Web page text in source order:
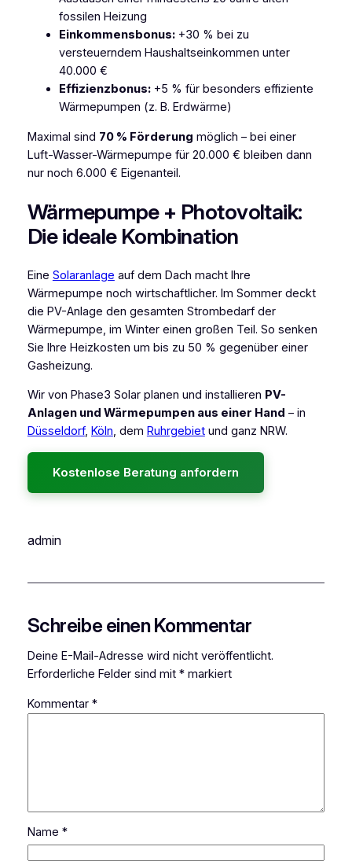
fossilen Heizung
Einkommensbonus:+30 % bei zu
versteuerndem Haushaltseinkommen unter
40.000 €
Effizienzbonus:+5 % für besonders effiziente
Wärmepumpen (z. B. Erdwärme)
Maximal sind 70 % Förderung möglich – bei einer
Luft-Wasser-Wärmepumpe für 20.000 € bleiben dann
nur noch 6.000 € Eigenanteil.
Wärmepumpe + Photovoltaik:
Die ideale Kombination
Eine Solaranlage auf dem Dach macht Ihre
Wärmepumpe noch wirtschaftlicher. Im Sommer deckt
die PV-Anlage den gesamten Strombedarf der
Wärmepumpe, im Winter einen großen Teil. So senken
Sie Ihre Heizkosten um bis zu 50 % gegenüber einer
Gasheizung.
Wir von Phase3 Solar planen und installieren PV-
Anlagen und Wärmepumpen aus einer Hand – in
Düsseldorf, Köln, dem Ruhrgebietund ganz NRW.
Kostenlose Beratung anfordern
admin
Schreibe einen Kommentar
Deine E-Mail-Adresse wird nicht veröffentlicht.
Erforderliche Felder sind mit *markiert
Kommentar *
Name *